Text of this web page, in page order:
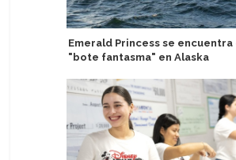
Emerald Princess se encuentra
"bote fantasma" en Alaska